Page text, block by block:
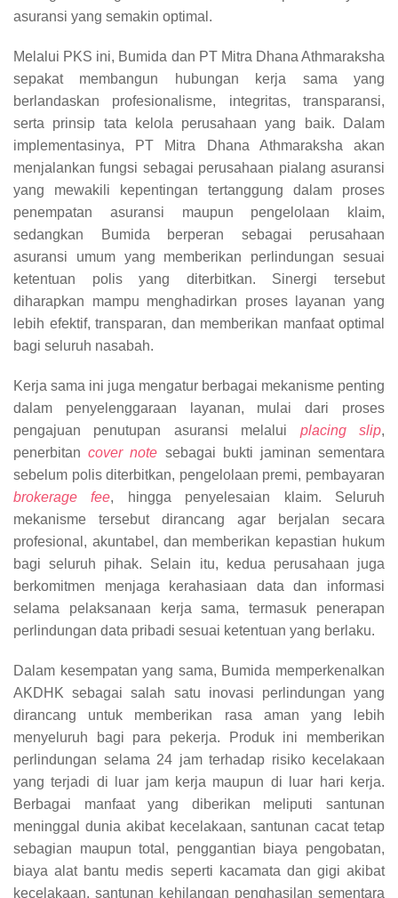
asuransi yang semakin optimal.
Melalui PKS ini, Bumida dan PT Mitra Dhana Athmaraksha
sepakat membangun hubungan kerja sama yang
berlandaskan profesionalisme, integritas, transparansi,
serta prinsip tata kelola perusahaan yang baik. Dalam
implementasinya, PT Mitra Dhana Athmaraksha akan
menjalankan fungsi sebagai perusahaan pialang asuransi
yang mewakili kepentingan tertanggung dalam proses
penempatan asuransi maupun pengelolaan klaim,
sedangkan Bumida berperan sebagai perusahaan
asuransi umum yang memberikan perlindungan sesuai
ketentuan polis yang diterbitkan. Sinergi tersebut
diharapkan mampu menghadirkan proses layanan yang
lebih efektif, transparan, dan memberikan manfaat optimal
bagi seluruh nasabah.
Kerja sama ini juga mengatur berbagai mekanisme penting
dalam penyelenggaraan layanan, mulai dari proses
pengajuan penutupan asuransi melalui placing slip,
penerbitancover note sebagai bukti jaminan sementara
sebelum polis diterbitkan, pengelolaan premi, pembayaran
brokerage fee, hingga penyelesaian klaim. Seluruh
mekanisme tersebut dirancang agar berjalan secara
profesional, akuntabel, dan memberikan kepastian hukum
bagi seluruh pihak. Selain itu, kedua perusahaan juga
berkomitmen menjaga kerahasiaan data dan informasi
selama pelaksanaan kerja sama, termasuk penerapan
perlindungan data pribadi sesuai ketentuan yang berlaku.
Dalam kesempatan yang sama, Bumida memperkenalkan
AKDHK sebagai salah satu inovasi perlindungan yang
dirancang untuk memberikan rasa aman yang lebih
menyeluruh bagi para pekerja. Produk ini memberikan
perlindungan selama 24 jam terhadap risiko kecelakaan
yang terjadi di luar jam kerja maupun di luar hari kerja.
Berbagai manfaat yang diberikan meliputi santunan
meninggal dunia akibat kecelakaan, santunan cacat tetap
sebagian maupun total, penggantian biaya pengobatan,
biaya alat bantu medis seperti kacamata dan gigi akibat
kecelakaan, santunan kehilangan penghasilan sementara